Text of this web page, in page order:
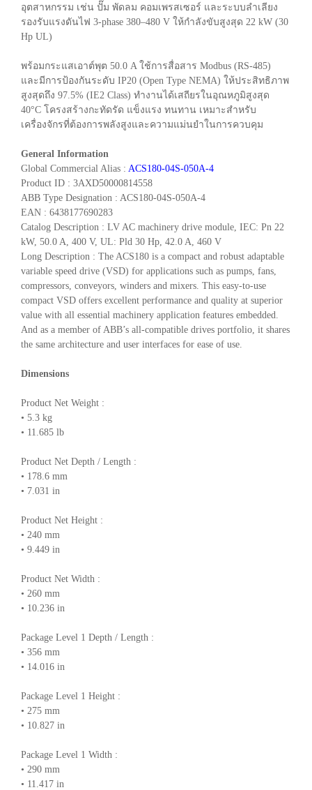
อุตสาหกรรม เช่น ปั๊ม พัดลม คอมเพรสเซอร์ และระบบลำเลียง
รองรับแรงดันไฟ 3-phase 380–480 V ให้กำลังขับสูงสุด 22 kW (30
Hp UL)
พร้อมกระแสเอาต์พุต 50.0 A ใช้การสื่อสาร Modbus (RS-485)
และมีการป้องกันระดับ IP20 (Open Type NEMA) ให้ประสิทธิภาพ
สูงสุดถึง 97.5% (IE2 Class) ทำงานได้เสถียรในอุณหภูมิสูงสุด
40°C โครงสร้างกะทัดรัด แข็งแรง ทนทาน เหมาะสำหรับ
เครื่องจักรที่ต้องการพลังสูงและความแม่นยำในการควบคุม
General Information
Global Commercial Alias : ACS180-04S-050A-4
Product ID : 3AXD50000814558
ABB Type Designation : ACS180-04S-050A-4
EAN : 6438177690283
Catalog Description : LV AC machinery drive module, IEC: Pn 22
kW, 50.0 A, 400 V, UL: Pld 30 Hp, 42.0 A, 460 V
Long Description : The ACS180 is a compact and robust adaptable
variable speed drive (VSD) for applications such as pumps, fans,
compressors, conveyors, winders and mixers. This easy-to-use
compact VSD offers excellent performance and quality at superior
value with all essential machinery application features embedded.
And as a member of ABB’s all-compatible drives portfolio, it shares
the same architecture and user interfaces for ease of use.
Dimensions
Product Net Weight :
• 5.3 kg
• 11.685 lb
Product Net Depth / Length :
• 178.6 mm
• 7.031 in
Product Net Height :
• 240 mm
• 9.449 in
Product Net Width :
• 260 mm
• 10.236 in
Package Level 1 Depth / Length :
• 356 mm
• 14.016 in
Package Level 1 Height :
• 275 mm
• 10.827 in
Package Level 1 Width :
• 290 mm
• 11.417 in